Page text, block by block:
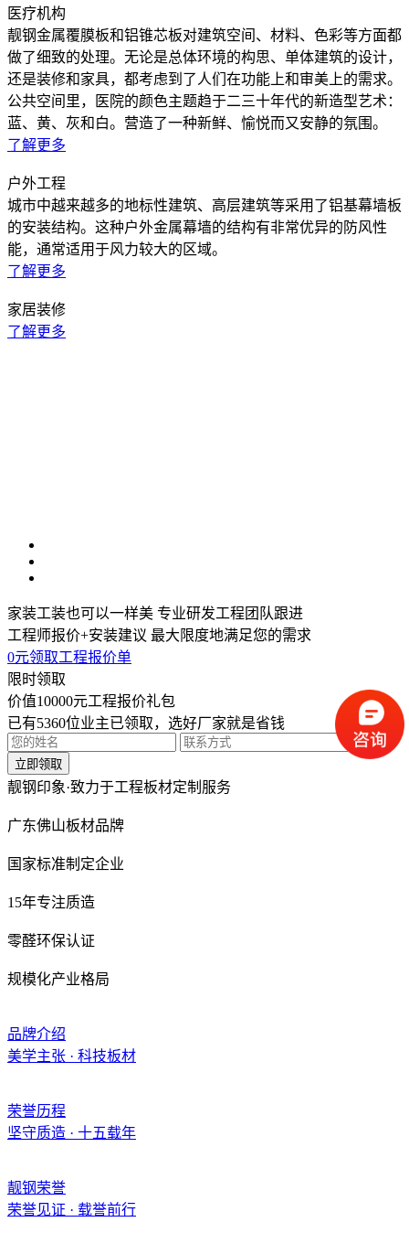
医疗机构
靓钢金属覆膜板和铝锥芯板对建筑空间、材料、色彩等方面都
做了细致的处理。无论是总体环境的构思、单体建筑的设计，
还是装修和家具，都考虑到了人们在功能上和审美上的需求。
公共空间里，医院的颜色主题趋于二三十年代的新造型艺术：
蓝、黄、灰和白。营造了一种新鲜、愉悦而又安静的氛围。
了解更多
户外工程
城市中越来越多的地标性建筑、高层建筑等采用了铝基幕墙板
的安装结构。这种户外金属幕墙的结构有非常优异的防风性
能，通常适用于风力较大的区域。
了解更多
家居装修
了解更多
家装工装也可以一样美 专业研发工程团队跟进
工程师报价+安装建议 最大限度地满足您的需求
0元领取工程报价单
限时领取
价值10000元工程报价礼包
已有5360位业主已领取，选好厂家就是省钱
立即领取
靓钢印象·致力于工程板材定制服务
广东佛山板材品牌
国家标准制定企业
15年专注质造
零醛环保认证
规模化产业格局
品牌介绍
美学主张 · 科技板材
荣誉历程
坚守质造 · 十五载年
靓钢荣誉
荣誉见证 · 载誉前行